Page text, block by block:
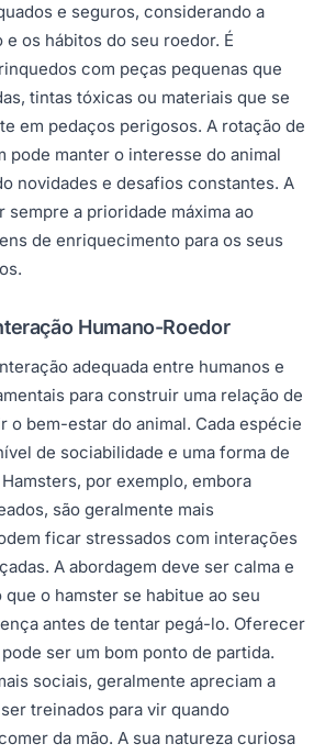
e seguros, considerando a
os hábitos do seu roedor. É
com peças pequenas que
tintas tóxicas ou materiais que se
em pedaços perigosos. A rotação de
pode manter o interesse do animal
novidades e desafios constantes. A
sempre a prioridade máxima ao
de enriquecimento para os seus
Humano-Roedor
adequada entre humanos e
para construir uma relação de
o bem-estar do animal. Cada espécie
de sociabilidade e uma forma de
por exemplo, embora
são geralmente mais
ficar stressados com interações
A abordagem deve ser calma e
o hamster se habitue ao seu
antes de tentar pegá-lo. Oferecer
ser um bom ponto de partida.
sociais, geralmente apreciam a
treinados para vir quando
da mão. A sua natureza curiosa